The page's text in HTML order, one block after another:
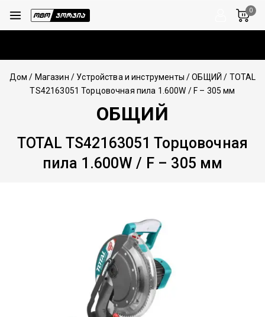
0
Дом / Магазин / Устройства и инструменты / ОБЩИЙ / TOTAL
TS42163051 Торцовочная пила 1.600W / F – 305 мм
ОБЩИЙ
TOTAL TS42163051 Торцовочная
пила 1.600W / F – 305 мм